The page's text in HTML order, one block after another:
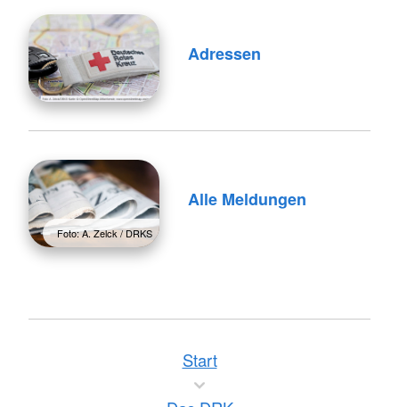
Adressen
Foto: A. Zelck / DRKS
Alle Meldungen
Start